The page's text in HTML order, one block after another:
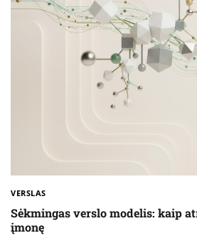
VERSLAS
Sėkmingas verslo modelis: kaip
įmonę